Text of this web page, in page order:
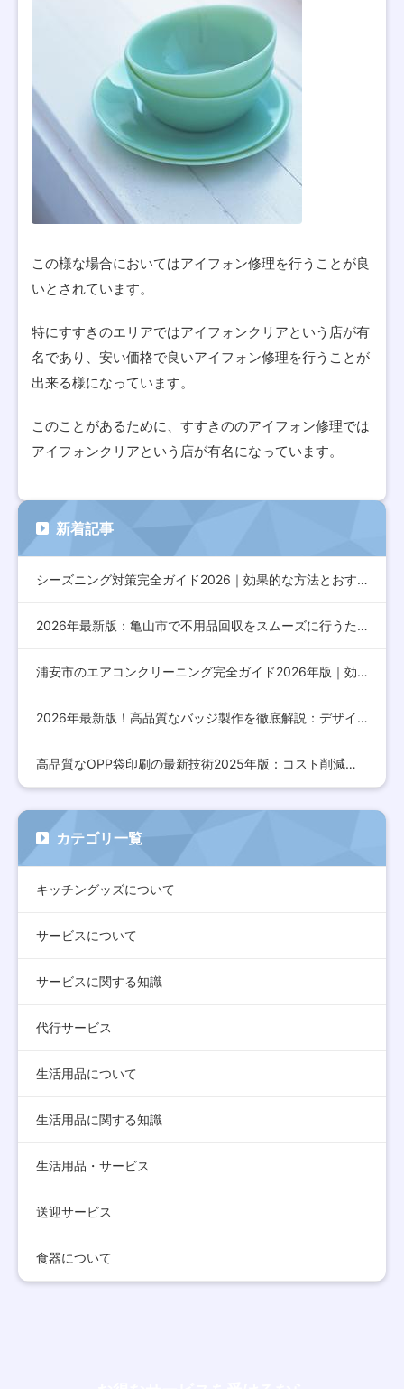
この様な場合においてはアイフォン修理を行うことが良
いとされています。
特にすすきのエリアではアイフォンクリアという店が有
名であり、安い価格で良いアイフォン修理を行うことが
出来る様になっています。
このことがあるために、すすきののアイフォン修理では
アイフォンクリアという店が有名になっています。
新着記事
シーズニング対策完全ガイド2026｜効果的な方法とおすすめア…
2026年最新版：亀山市で不用品回収をスムーズに行うための完…
浦安市のエアコンクリーニング完全ガイド2026年版｜効果的な…
2026年最新版！高品質なバッジ製作を徹底解説：デザインから…
高品質なOPP袋印刷の最新技術2025年版：コスト削減とデザ…
カテゴリ一覧
キッチングッズについて
サービスについて
サービスに関する知識
代行サービス
生活用品について
生活用品に関する知識
生活用品・サービス
送迎サービス
食器について